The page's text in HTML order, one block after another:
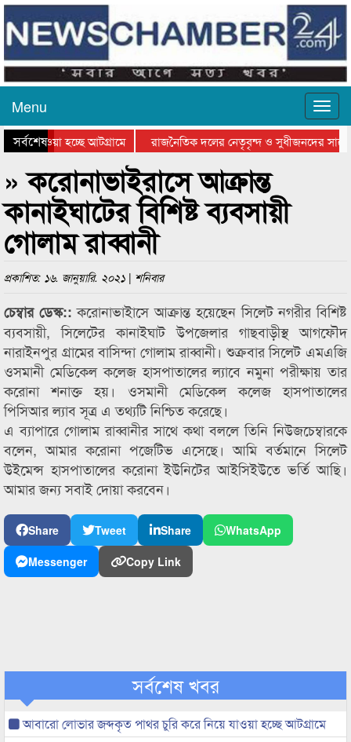
Menu
সর্বশেষ
যাওয়া হচ্ছে আটগ্রামে
রাজনৈতিক দলের নেতৃবৃন্দ ও সুধীজনদের সাথে
পুরস্কার বিতরণ সম্পন্ন
» করোনাভাইরাসে আক্রান্ত
কানাইঘাটের বিশিষ্ট ব্যবসায়ী
গোলাম রাব্বানী
প্রকাশিত: ১৬. জানুয়ারি. ২০২১ | শনিবার
চেম্বার ডেস্ক::করোনাভাইাসে আক্রান্ত হয়েছেন সিলেট নগরীর বিশিষ্ট
ব্যবসায়ী, সিলেটের কানাইঘাট উপজেলার গাছবাড়ীস্থ আগফৌদ
নারাইনপুর গ্রামের বাসিন্দা গোলাম রাব্বানী। শুক্রবার সিলেট এমএজি
ওসমানী মেডিকেল কলেজ হাসপাতালের ল্যাবে নমুনা পরীক্ষায় তার
করোনা শনাক্ত হয়। ওসমানী মেডিকেল কলেজ হাসপাতালের
পিসিআর ল্যাব সূত্র এ তথ্যটি নিশ্চিত করেছে।
এ ব্যাপারে গোলাম রাব্বানীর সাথে কথা বললে তিনি নিউজচেম্বারকে
বলেন, আমার করোনা পজেটিভ এসেছে। আমি বর্তমানে সিলেট
উইমেন্স হাসপাতালের করোনা ইউনিটের আইসিইউতে ভর্তি আছি।
আমার জন্য সবাই দোয়া করবেন।
Share Tweet Share
WhatsApp
Messenger
Copy Link
সর্বশেষ খবর
আবারো লোভার জব্দকৃত পাথর চুরি করে নিয়ে যাওয়া হচ্ছে আটগ্রামে